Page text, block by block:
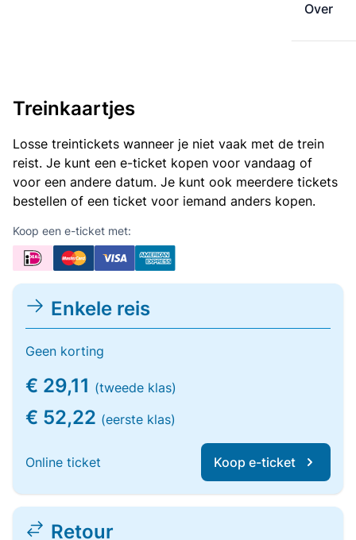
Over
Treinkaartjes
Losse treintickets wanneer je niet vaak met de trein
reist. Je kunt een e-ticket kopen voor vandaag of
voor een andere datum. Je kunt ook meerdere tickets
bestellen of een ticket voor iemand anders kopen.
Koop een e-ticket met:
Enkele reis
Geen korting
€ 29,11 (tweede klas)
€ 52,22 (eerste klas)
Online ticket Koop e-ticket
Retour